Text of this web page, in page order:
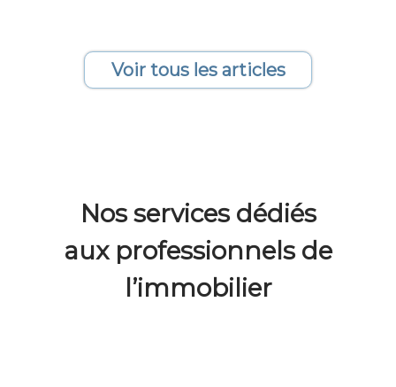
Voir tous les articles
Nos services dédiés
aux professionnels de
l’immobilier